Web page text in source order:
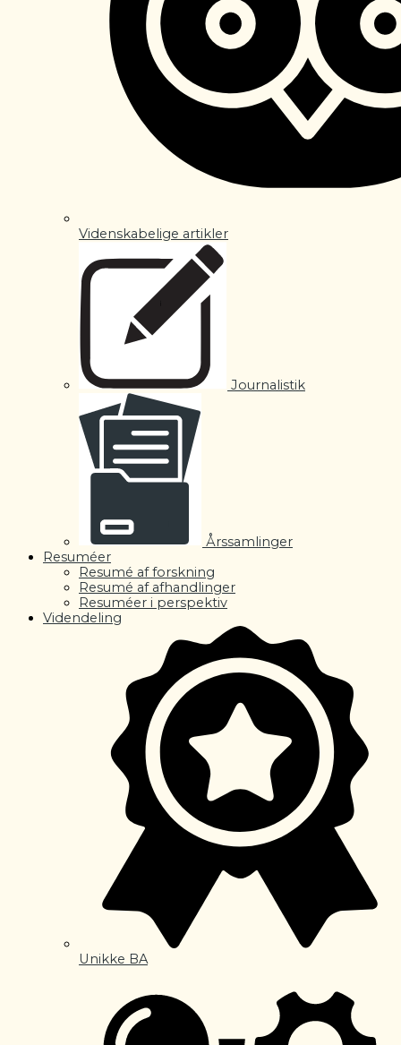
Videnskabelige artikler
Journalistik
Årssamlinger
Resuméer
Resumé af forskning
Resumé af afhandlinger
Resuméer i perspektiv
Videndeling
Unikke BA